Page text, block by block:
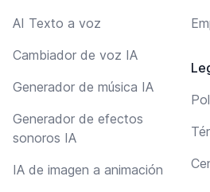
AI Texto a voz
Cambiador de voz IA
Generador de música IA
Generador de efectos
sonoros IA
IA de imagen a animación